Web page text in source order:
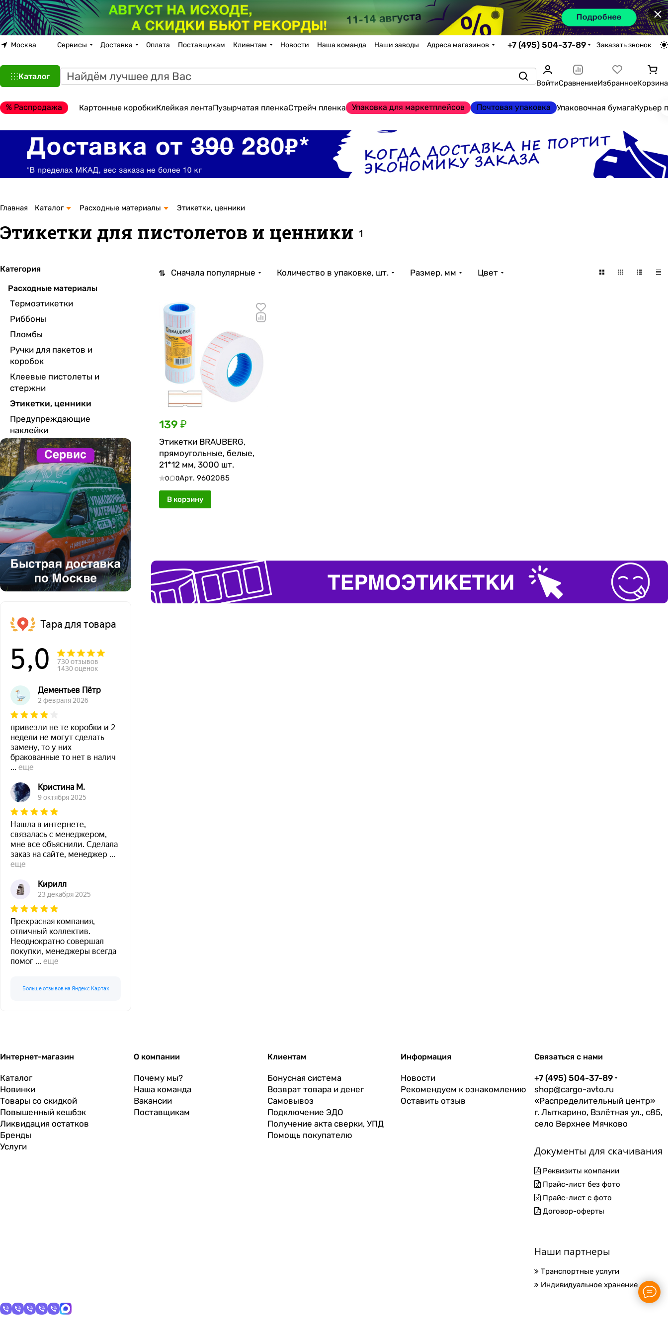
×
Москва Сервисы Доставка Оплата Поставщикам Клиентам Новости Наша команда Наши заводы Адреса магазинов +7 (495) 504-37-89 Заказать звонок
Каталог
ВойтиСравнениеИзбранноеКорзина
% Распродажа Картонные коробкиКлейкая лентаПузырчатая пленкаСтрейч пленка Упаковка для маркетплейсов Почтовая упаковка Упаковочная бумагаКурьер
Главная Каталог Расходные материалы Этикетки, ценники
Этикетки для пистолетов и ценники 1
Сначала популярные Количество в упаковке, шт. Размер, мм Цвет
139 ₽
Этикетки BRAUBERG,
прямоугольные, белые,
21*12 мм, 3000 шт.
0 0Арт. 9602085
В корзину
Категория
Расходные материалы
Термоэтикетки
Риббоны
Пломбы
Ручки для пакетов и
коробок
Клеевые пистолеты и
стержни
Этикетки, ценники
Предупреждающие
наклейки
Тара для товара
5,0
730 отзывов
1430 оценок
Дементьев Пётр
2 февраля 2026
привезли не те коробки и 2
недели не могут сделать
замену, то у них
бракованные то нет в налич
... еще
Кристина М.
9 октября 2025
Нашла в интернете,
связалась с менеджером,
мне все объяснили. Сделала
заказ на сайте, менеджер ...
еще
Кирилл
23 декабря 2025
Прекрасная компания,
отличный коллектив.
Неоднократно совершал
покупки, менеджеры всегда
помог ... еще
Больше отзывов на Яндекс Картах
Интернет-магазин
Каталог
Новинки
Товары со скидкой
Повышенный кешбэк
Ликвидация остатков
Бренды
Услуги
О компании
Почему мы?
Наша команда
Вакансии
Поставщикам
Клиентам
Бонусная система
Возврат товара и денег
Самовывоз
Подключение ЭДО
Получение акта сверки, УПД
Помощь покупателю
Информация
Новости
Рекомендуем к ознакомлению
Оставить отзыв
Связаться с нами
+7 (495) 504-37-89
shop@cargo-avto.ru
«Распределительный центр»
г. Лыткарино, Взлётная ул., с85,
село Верхнее Мячково
Документы для скачивания
Реквизиты компании
Прайс-лист без фото
Прайс-лист с фото
Договор-оферты
Наши партнеры
Транспортные услуги
Индивидуальное хранение